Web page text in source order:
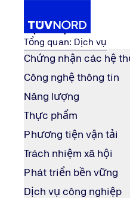
Dịch vụ
Tổng quan: Dịch vụ
Chứng nhận các hệ
Công nghệ thông tin
Năng lượng
Thực phẩm
Phương tiện vận tải
Trách nhiệm xã hội
Phát triển bền vững
Dịch vụ công nghiệp
Home
Dịch vụ Trách
Trách nhiệm xã
DỊCH VỤ